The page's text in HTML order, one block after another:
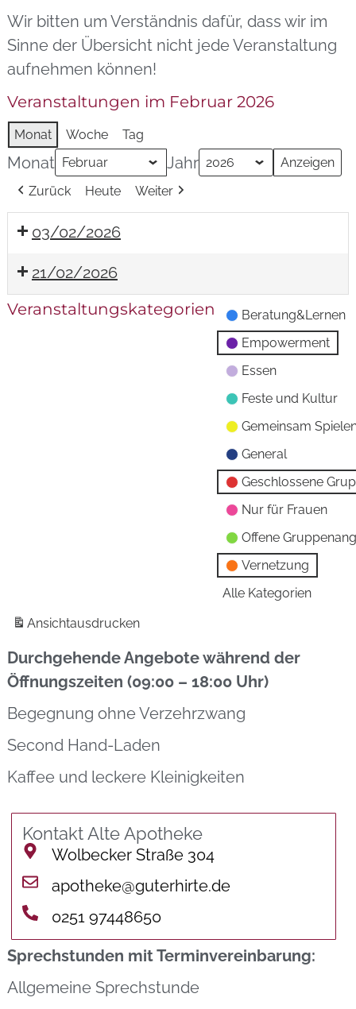
Wir bitten um Verständnis dafür, dass wir im
Sinne der Übersicht nicht jede Veranstaltung
aufnehmen können!
Veranstaltungen im Februar 2026
Monat Woche Tag
Monat Jahr
Zurück Heute Weiter
03/02/2026
21/02/2026
Veranstaltungskategorien
Beratung&Lernen
Empowerment
Essen
Feste und Kultur
Gemeinsam
General
Geschlossene
Nur für Frauen
Offene
Vernetzung
Alle Kategorien
Ansichtausdrucken
Durchgehende Angebote während der
Öffnungszeiten (09:00 – 18:00 Uhr)
Begegnung ohne Verzehrzwang
Second Hand-Laden
Kaffee und leckere Kleinigkeiten
Kontakt Alte Apotheke
Wolbecker Straße 304
apotheke@guterhirte.de
0251 97448650
Sprechstunden mit Terminvereinbarung:
Allgemeine Sprechstunde